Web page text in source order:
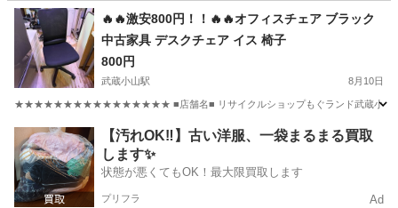
東京 青梅市 東青梅駅 時計 トトロ
🔥🔥激安800円！！🔥🔥オフィスチェア ブラック
中古家具 デスクチェア イス 椅子
800円
武蔵小山駅 8月10日
★★★★★★★★★★★★★★★★ ■店舗名■ リサイクルショップもぐランド武蔵小山店 ※も
東京 品川区 武蔵小山駅 椅子 実店舗
【汚れOK‼️】古い洋服、一袋まるまる買取
します✨
状態が悪くてもOK！最大限買取します
プリフラ Ad